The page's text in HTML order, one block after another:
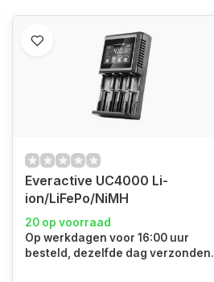
Everactive UC4000 Li-
ion/LiFePo/NiMH
20 op voorraad
Op werkdagen voor 16:00 uur
besteld, dezelfde dag verzonden.